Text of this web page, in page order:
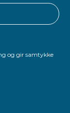
og gir samtykke